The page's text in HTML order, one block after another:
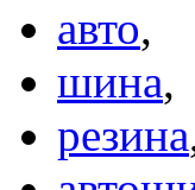
авто,
шина,
резина